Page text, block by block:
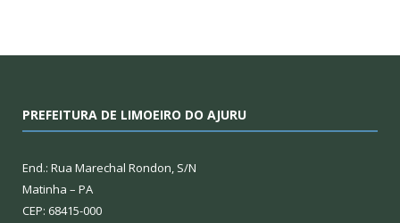
PREFEITURA DE LIMOEIRO DO AJURU
End.: Rua Marechal Rondon, S/N
Matinha – PA
CEP: 68415-000